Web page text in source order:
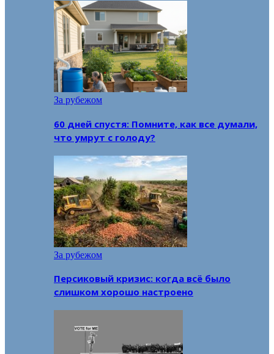
За рубежом
60 дней спустя: Помните, как все думали,
что умрут с голоду?
За рубежом
Персиковый кризис: когда всё было
слишком хорошо настроено